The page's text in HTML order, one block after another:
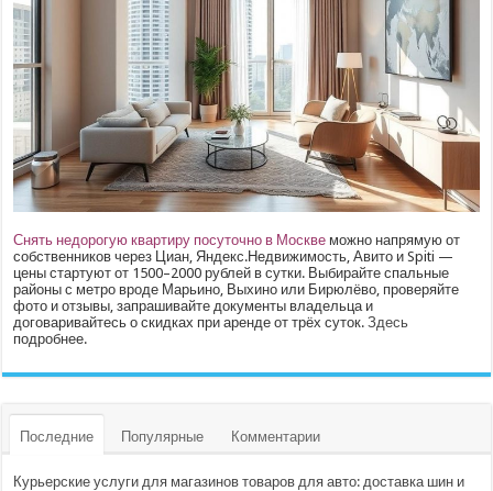
Снять недорогую квартиру посуточно в Москве можно напрямую от
собственников через Циан, Яндекс.Недвижимость, Авито и Spiti —
цены стартуют от 1500–2000 рублей в сутки. Выбирайте спальные
районы с метро вроде Марьино, Выхино или Бирюлёво, проверяйте
фото и отзывы, запрашивайте документы владельца и
договаривайтесь о скидках при аренде от трёх суток.Здесь
подробнее.
Последние Популярные Комментарии
Курьерские услуги для магазинов товаров для авто: доставка шин и